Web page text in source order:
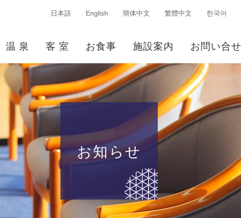
日本語 English 簡体中文 繁體中文 한국어
温 泉 客 室 お食事 施設案内 お問い合せ
お知らせ